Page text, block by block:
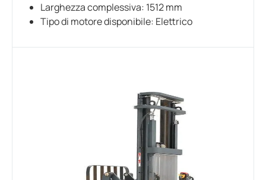
Larghezza complessiva: 1512 mm
Tipo di motore disponibile: Elettrico